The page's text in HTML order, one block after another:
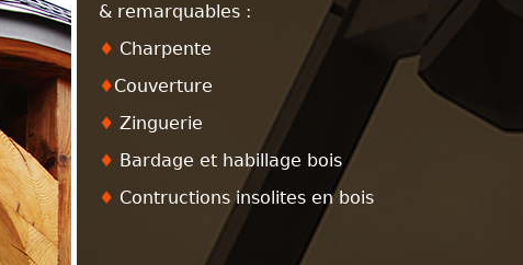
& remarquables :
♦ Charpente
♦Couverture
♦ Zinguerie
♦ Bardage et habillage bois
♦ Contructions insolites en bois